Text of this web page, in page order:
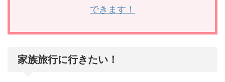
できます！
家族旅行に行きたい！